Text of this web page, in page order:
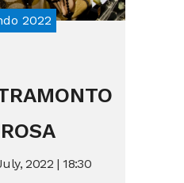
2022
2022 | 18:30